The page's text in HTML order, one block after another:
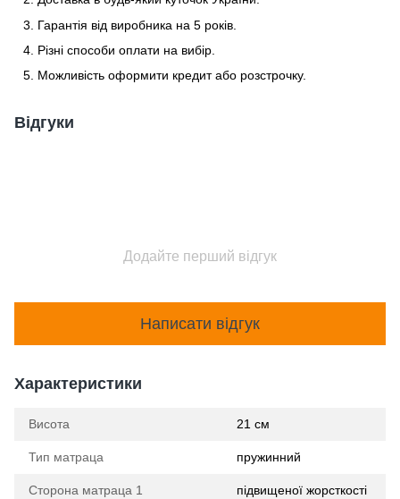
Гарантія від виробника на 5 років.
Різні способи оплати на вибір.
Можливість оформити кредит або розстрочку.
Відгуки
Додайте перший відгук
Написати відгук
Характеристики
Висота 21 см
Тип матраца пружинний
Сторона матраца 1 підвищеної жорсткості